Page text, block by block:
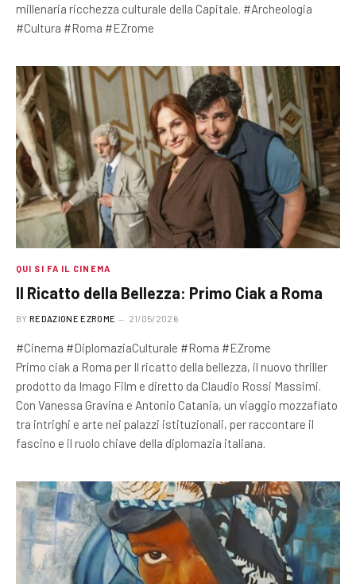
millenaria ricchezza culturale della Capitale. #Archeologia
#Cultura #Roma #EZrome
QUI SI FA IL CINEMA
Il Ricatto della Bellezza: Primo Ciak a Roma
BY REDAZIONE EZROME 21/05/2026
#Cinema #DiplomaziaCulturale #Roma #EZrome
Primo ciak a Roma per Il ricatto della bellezza, il nuovo thriller
prodotto da Imago Film e diretto da Claudio Rossi Massimi.
Con Vanessa Gravina e Antonio Catania, un viaggio mozzafiato
tra intrighi e arte nei palazzi istituzionali, per raccontare il
fascino e il ruolo chiave della diplomazia italiana.